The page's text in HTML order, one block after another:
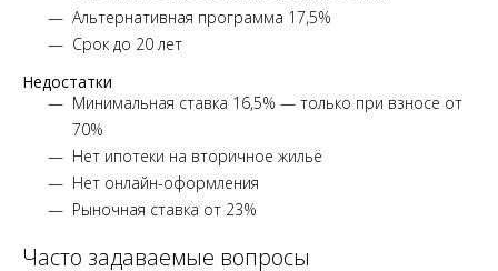
Альтернативная программа 17,5%
Срок до 20 лет
Недостатки
Минимальная ставка 16,5% — только при взносе от
70%
Нет ипотеки на вторичное жильё
Нет онлайн-оформления
Рыночная ставка от 23%
Часто задаваемые вопросы